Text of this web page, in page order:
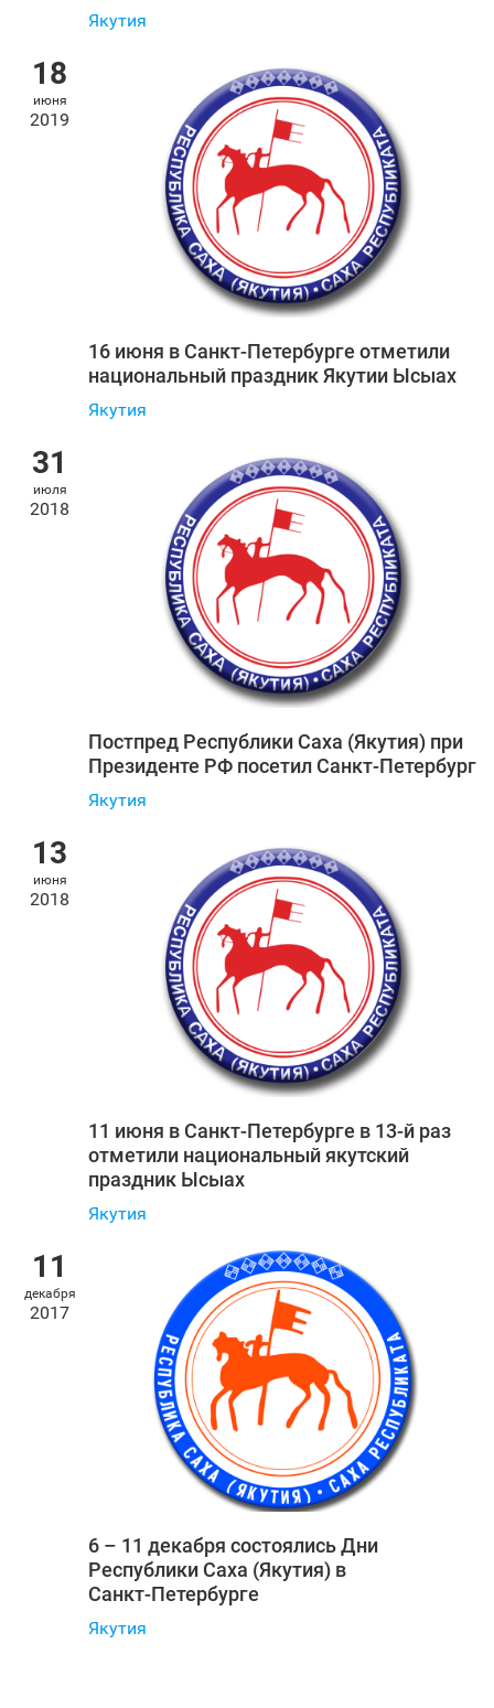
Якутия
18
июня
2019
16 июня в Санкт‑Петербурге отметили
национальный праздник Якутии Ысыах
Якутия
31
июля
2018
Постпред Республики Саха (Якутия) при
Президенте РФ посетил Санкт‑Петербург
Якутия
13
июня
2018
11 июня в Санкт‑Петербурге в 13-й раз
отметили национальный якутский
праздник Ысыах
Якутия
11
декабря
2017
6 – 11 декабря состоялись Дни
Республики Саха (Якутия) в
Санкт‑Петербурге
Якутия